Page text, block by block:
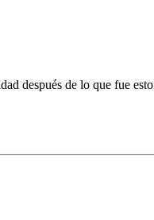
después de lo que fue esto